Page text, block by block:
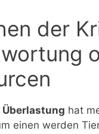
der
hat
einen werden